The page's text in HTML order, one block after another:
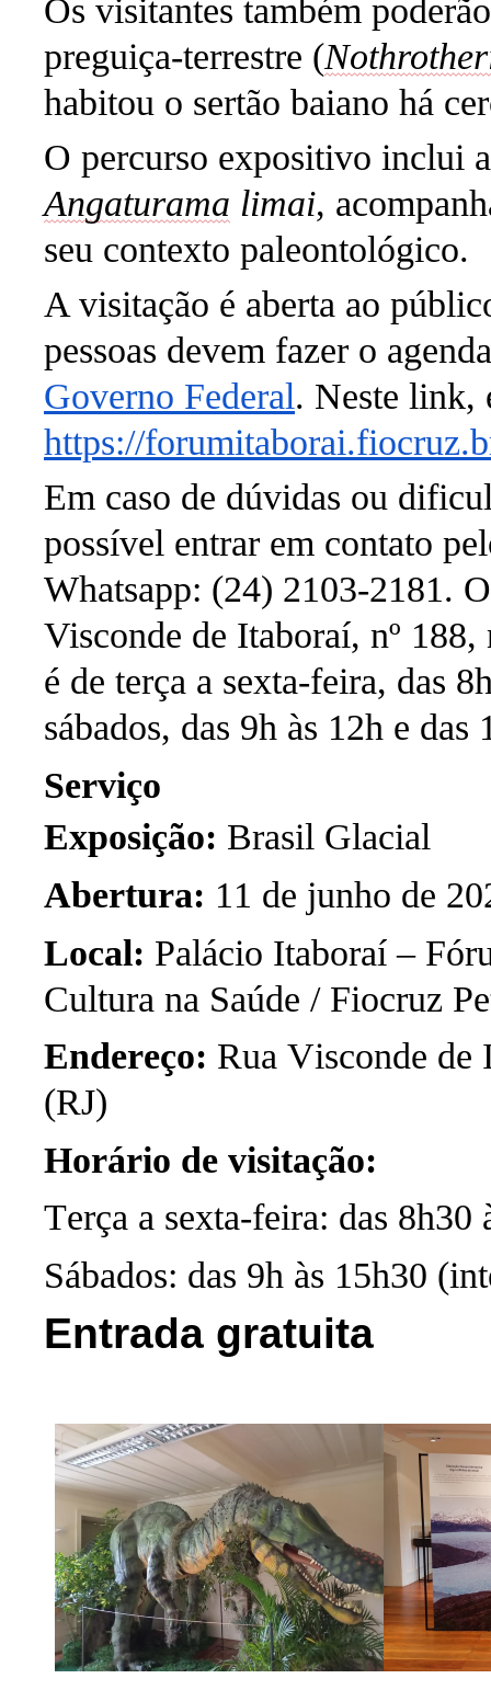
Os visitantes também
preguiça-terrestre (
habitou o sertão baiano há
O percurso expositivo inclui
Angaturama limai,
seu contexto paleontológico.
A visitação é aberta ao
pessoas devem fazer o
Governo Federal. Neste link,
https://
Em caso de dúvidas ou
possível entrar em contato
Whatsapp: (24) 2103-2181.
Visconde de Itaboraí, nº
é de terça a sexta-feira, das
sábados, das 9h às 12h e das
Serviço
Exposição: Brasil Glacial
Abertura: 11 de junho de
Local: Palácio Itaboraí –
Cultura na Saúde / Fiocruz
Endereço: Rua Visconde de
(RJ)
Horário de visitação:
Terça a sexta-feira: das
Sábados: das 9h às 15h30
Entrada gratuita